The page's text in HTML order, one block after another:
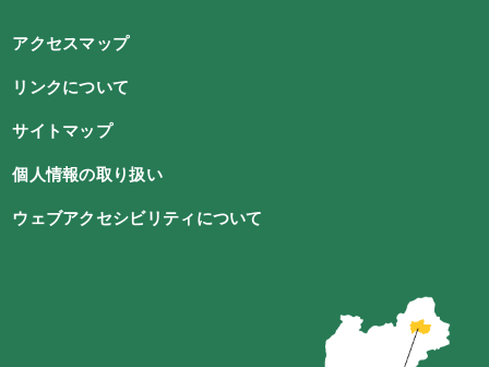
アクセスマップ
リンクについて
サイトマップ
個人情報の取り扱い
ウェブアクセシビリティについて